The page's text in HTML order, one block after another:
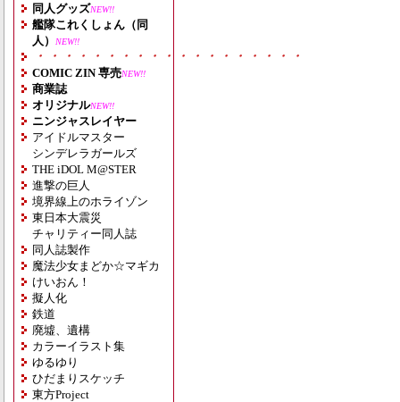
同人グッズNEW!!
艦隊これくしょん（同
人）
NEW!!
・・・・・・・・・・・・・・・・・・・
COMIC ZIN 専売NEW!!
商業誌
オリジナルNEW!!
ニンジャスレイヤー
アイドルマスター
シンデレラガールズ
THE iDOL M@STER
進撃の巨人
境界線上のホライゾン
東日本大震災
チャリティー同人誌
同人誌製作
魔法少女まどか☆マギカ
けいおん！
擬人化
鉄道
廃墟、遺構
カラーイラスト集
ゆるゆり
ひだまりスケッチ
東方Project